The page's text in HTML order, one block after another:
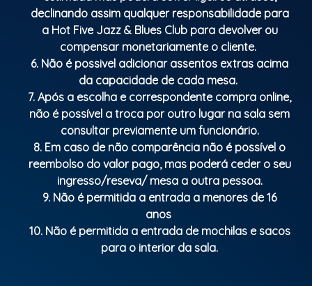
declinando assim qualquer responsabilidade para
a Hot Five Jazz & Blues Club para devolver ou
compensar monetariamente o cliente.
6. Não é possivel adicionar assentos extras acima
da capacidade de cada mesa.
7. Após a escolha e correspondente compra online,
não é possível a troca por outro lugar na sala sem
consultar previamente um funcionário.
8. Em caso de não comparência não é possível o
reembolso do valor pago, mas poderá ceder o seu
ingresso/reseva/ mesa a outra pessoa.
9. Não é permitida a entrada a menores de 16
anos
10. Não é permitida a entrada de mochilas e sacos
para o interior da sala.